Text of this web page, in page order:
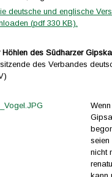
deutsche und englische
(pdf 330 KB).
Höhlen des Südharzer
des Verbandes
seien
nicht